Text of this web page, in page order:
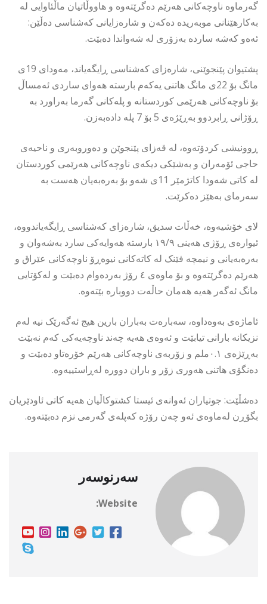
گەرماوە ناوچەكانی هەرێم دەگرێتەوە و هاووڵاتیان ماڵئاوایی لە
بەكارهێنانی موبەریدە دەكەن و شارەزایانی كەشناسی دەڵێن:
ئەەو كەشە ساردە بەزۆری لە شەواندا دەبێت.
پشتیوان پێنجوێنی، شارەزای كەشناسی ڕایگەیاند، مەودای 19ی
مانگ بۆ 22ی مانگ هاتنی یەکەم بارستە هەوای ساردی ئەمساڵ
بۆ ناوچەکانی هەرێمی کوردستانە و پلەکانی گەرما بەراورد بە
ڕۆژانی ڕابردوو بەڕێژەی 5 بۆ 7 پلە دادەبەزن.
ڕوونیشی كردۆتەوە، لە قەزای پێنجوێن و دەوروبەری و ناحیەی
حاجی ئۆمەران و بەشێکی دیکەی ناوچەکانی هەرێمی کوردستان
لە کاتی شەودا کاتژمێر 11ی شەو بۆ بەرەبەیان هەست بە
سەرمای بەهێز دەکرێت.
لای خۆشیەوە، خەڵات سدیق، شارەزای كەشناسی ڕایگەیاندووە،
ئیوارەی ڕۆژی هەینی ١٩/٩ بارستە هەوایەکی سارد بەشەوان و
بەرەبەیانی و نیمچە فێنک لە کاتەکانی نیوەڕۆ ناوچەکانی عێراق و
هەرێم دەگرێتەوە و بۆ ماوەی ٤ رۆژ بەردەوام دەبێت و لەکۆتایی
مانگ ئەگەر هەیە هەمان حاڵەت دووبارە بێتەوە.
ئاماژەی بەوەداوە، سەبارەت بەباران بارین هیج ئەگەرێک نیە لەم
نزیکانە بارانی تیابێت و ئەوەی هەیە چەند ناوچەیەکی کەم نەبێت
بەڕێژەی ٠.١ملم و زۆربەی ناوچەکانی هەرێم خۆرەتاو دەبێت و
دەنگۆی هاتنی هەوری زۆر و باران دوورە لەڕاستییەوە.
دەشڵێت: جوتیاران ئەوانەی ئیستا کشتوکاڵیان هەیە کاتی ئاودێریان
بگۆڕن لەماوەی ئەو چەن رۆژە کەپلەی گەرمی نزم دەبێتەوە.
سەرنوسەر
Website: